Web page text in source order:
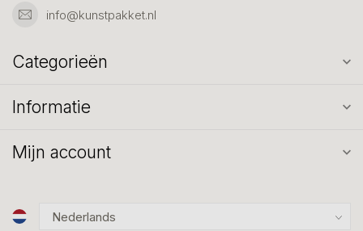
info@kunstpakket.nl
Categorieën
Informatie
Mijn account